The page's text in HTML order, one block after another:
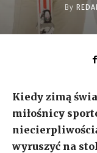
By
Kiedy zimą
miłośnicy
wyruszyć na